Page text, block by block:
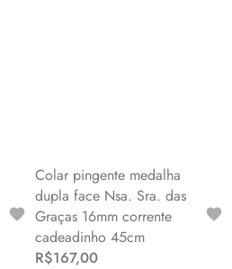
Colar pingente medalha
dupla face Nsa. Sra. das
Graças 16mm corrente
cadeadinho 45cm
R$167,00